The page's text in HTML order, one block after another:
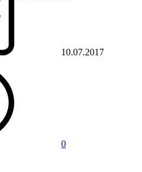
10.07.2017
0